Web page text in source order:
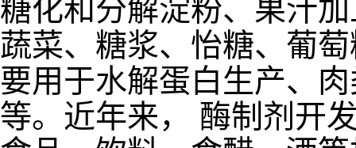
糖化和分解淀粉、果汁
蔬菜、糖浆、怡糖、葡
要用于水解蛋白生产、
等。近年来， 酶制剂开